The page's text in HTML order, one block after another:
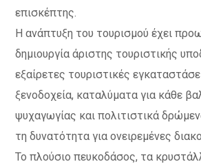
επισκέπτης.
Η ανάπτυξη του τουρισμού έχει
δημιουργία άριστης τουριστικής
εξαίρετες τουριστικές
ξενοδοχεία, καταλύματα για κάθε
ψυχαγωγίας και πολιτιστικά
τη δυνατότητα για ονειρεμένες
Το πλούσιο πευκοδάσος, τα